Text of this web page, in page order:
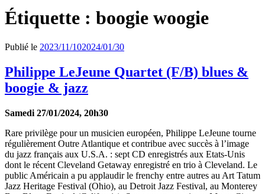
Étiquette : boogie woogie
Publié le 2023/11/102024/01/30
Philippe LeJeune Quartet (F/B) blues &
boogie & jazz
Samedi 27/01/2024, 20h30
Rare privilège pour un musicien européen, Philippe LeJeune tourne
régulièrement Outre Atlantique et contribue avec succès à l’image
du jazz français aux U.S.A. : sept CD enregistrés aux Etats-Unis
dont le récent Cleveland Getaway enregistré en trio à Cleveland. Le
public Américain a pu applaudir le frenchy entre autres au Art Tatum
Jazz Heritage Festival (Ohio), au Detroit Jazz Festival, au Monterey